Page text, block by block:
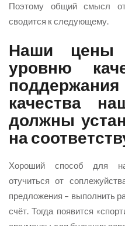
Поэтому общий смысл
сводится к следующему.
Наши цены
уровню
качества
должны
на
Хороший способ для
отучиться от
предложения – выполнить
счёт. Тогда появится